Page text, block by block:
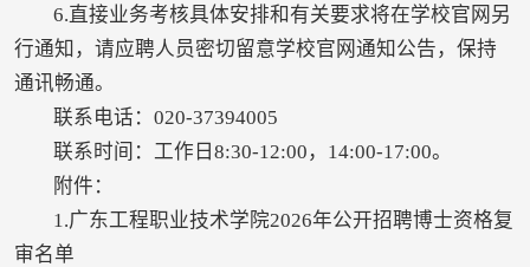
6.直接业务考核具体安排和有关要求将在学校官网另
行通知，请应聘人员密切留意学校官网通知公告，保持
通讯畅通。
联系电话：020-37394005
联系时间：工作日8:30-12:00，14:00-17:00。
附件：
1.广东工程职业技术学院2026年公开招聘博士资格复
审名单